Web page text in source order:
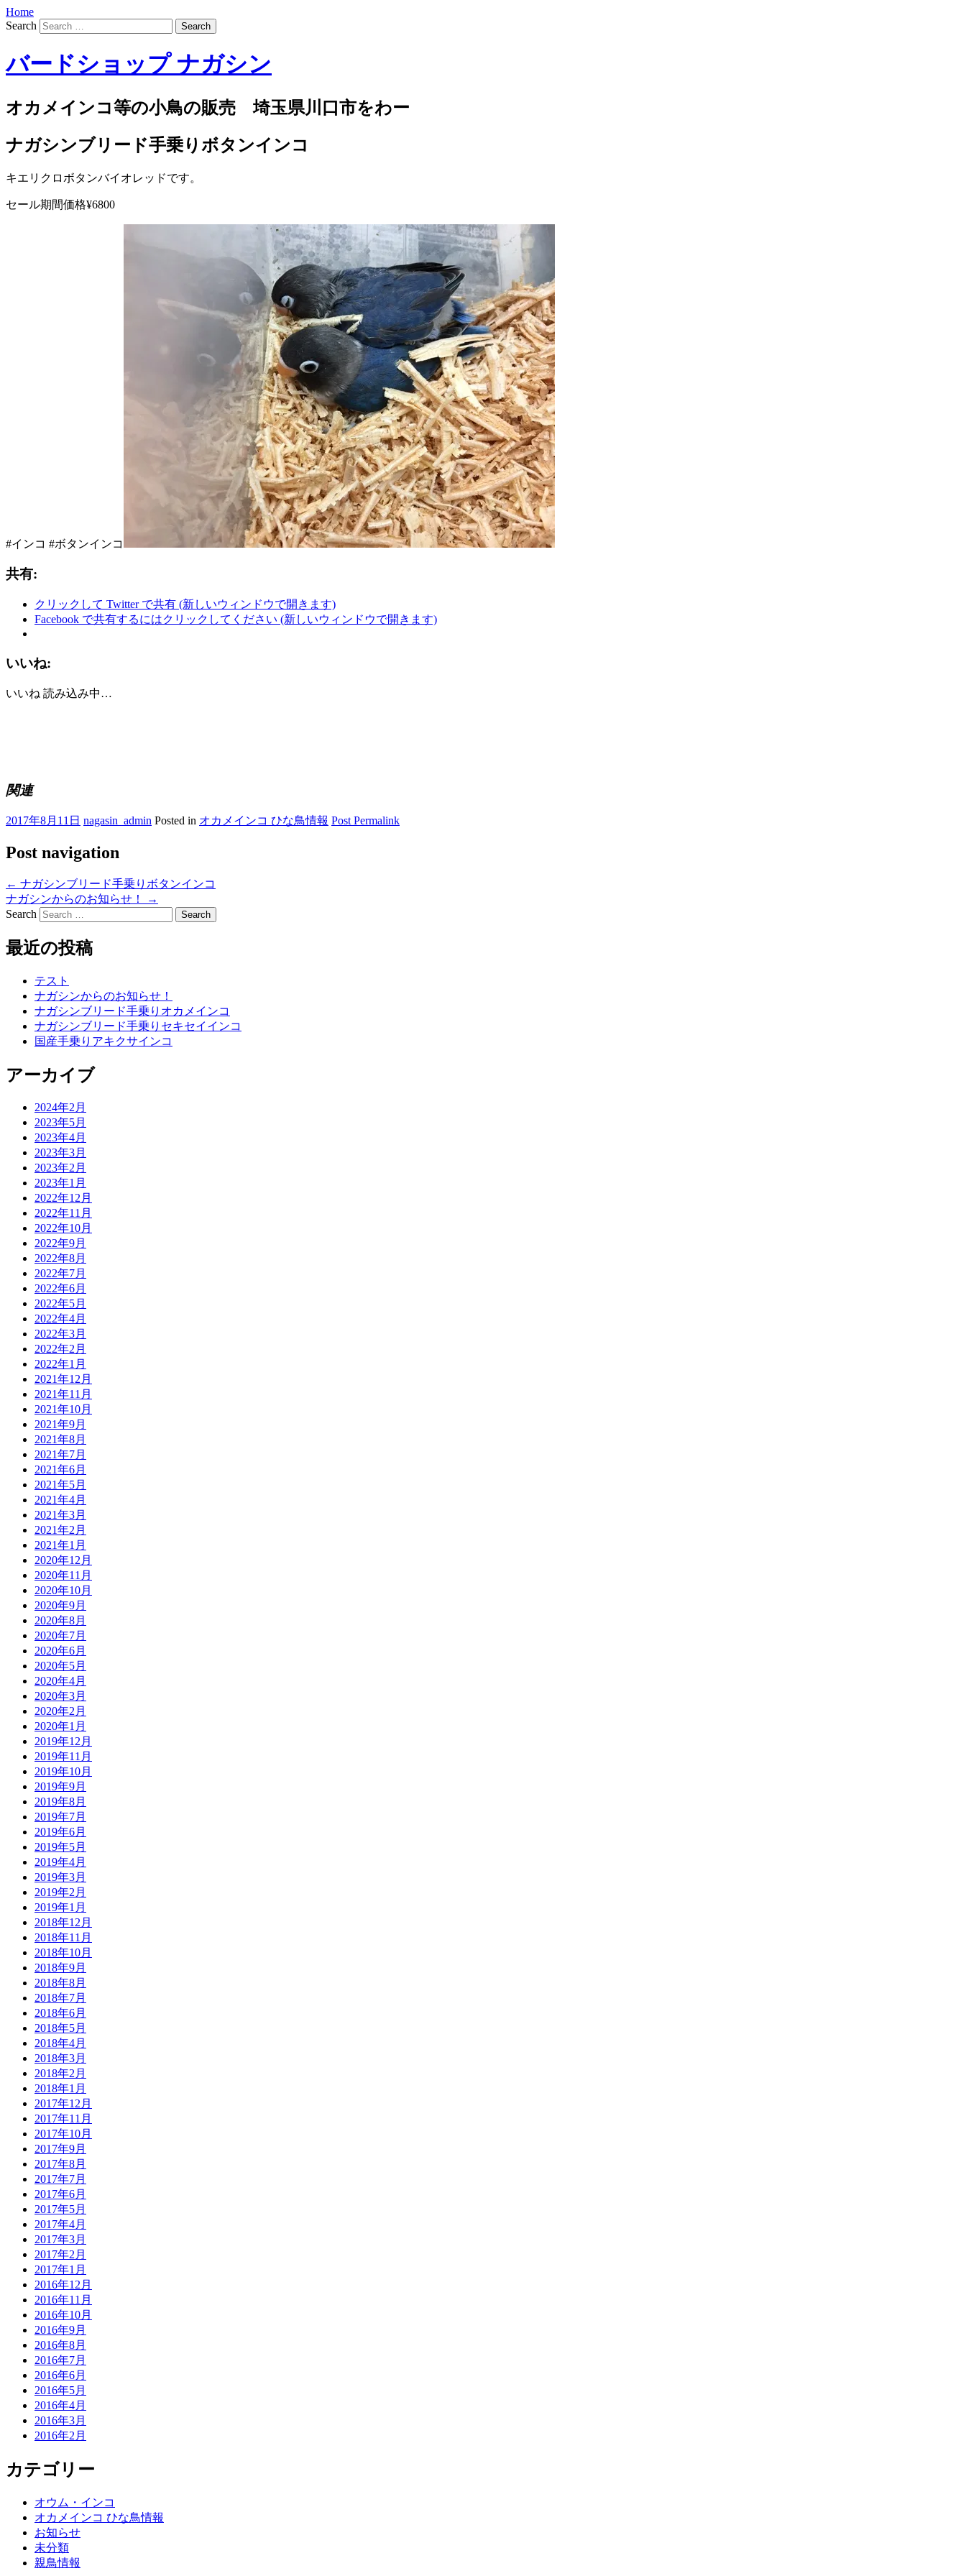
Home
Search
バードショップ ナガシン
オカメインコ等の小鳥の販売 埼玉県川口市をわー
ナガシンブリード手乗りボタンインコ
キエリクロボタンバイオレッドです。
セール期間価格¥6800
#インコ #ボタンインコ
共有:
クリックして Twitter で共有 (新しいウィンドウで開きます)
Facebook で共有するにはクリックしてください (新しいウィンドウで開きます)
いいね:
いいね 読み込み中…
関連
2017年8月11日 nagasin_admin Posted in オカメインコ ひな鳥情報 Post Permalink
Post navigation
← ナガシンブリード手乗りボタンインコ
ナガシンからのお知らせ！
→
Search
最近の投稿
テスト
ナガシンからのお知らせ！
ナガシンブリード手乗りオカメインコ
ナガシンブリード手乗りセキセイインコ
国産手乗りアキクサインコ
アーカイブ
2024年2月
2023年5月
2023年4月
2023年3月
2023年2月
2023年1月
2022年12月
2022年11月
2022年10月
2022年9月
2022年8月
2022年7月
2022年6月
2022年5月
2022年4月
2022年3月
2022年2月
2022年1月
2021年12月
2021年11月
2021年10月
2021年9月
2021年8月
2021年7月
2021年6月
2021年5月
2021年4月
2021年3月
2021年2月
2021年1月
2020年12月
2020年11月
2020年10月
2020年9月
2020年8月
2020年7月
2020年6月
2020年5月
2020年4月
2020年3月
2020年2月
2020年1月
2019年12月
2019年11月
2019年10月
2019年9月
2019年8月
2019年7月
2019年6月
2019年5月
2019年4月
2019年3月
2019年2月
2019年1月
2018年12月
2018年11月
2018年10月
2018年9月
2018年8月
2018年7月
2018年6月
2018年5月
2018年4月
2018年3月
2018年2月
2018年1月
2017年12月
2017年11月
2017年10月
2017年9月
2017年8月
2017年7月
2017年6月
2017年5月
2017年4月
2017年3月
2017年2月
2017年1月
2016年12月
2016年11月
2016年10月
2016年9月
2016年8月
2016年7月
2016年6月
2016年5月
2016年4月
2016年3月
2016年2月
カテゴリー
オウム・インコ
オカメインコ ひな鳥情報
お知らせ
未分類
親鳥情報